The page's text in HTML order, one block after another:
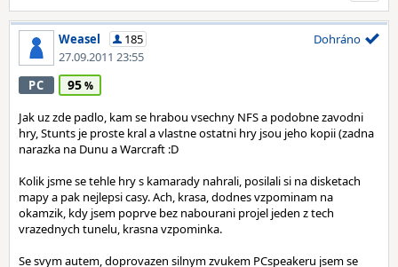
Weasel
185
27.09.2011 23:55
Dohráno
PC 95
Jak uz zde padlo, kam se hrabou vsechny NFS a podobne zavodni
hry, Stunts je proste kral a vlastne ostatni hry jsou jeho kopii (zadna
narazka na Dunu a Warcraft :D
Kolik jsme se tehle hry s kamarady nahrali, posilali si na disketach
mapy a pak nejlepsi casy. Ach, krasa, dodnes vzpominam na
okamzik, kdy jsem poprve bez nabourani projel jeden z tech
vrazednych tunelu, krasna vzpominka.
Se svym autem, doprovazen silnym zvukem PCspeakeru jsem se